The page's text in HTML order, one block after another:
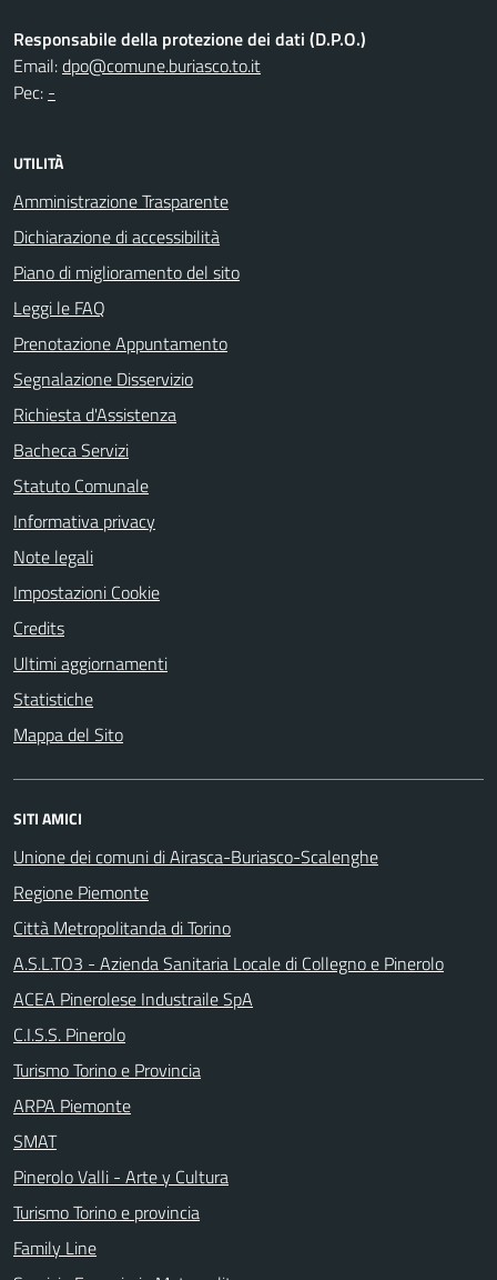
Responsabile della protezione dei dati (D.P.O.)
Email:dpo@comune.buriasco.to.it
Pec: -
UTILITÀ
Amministrazione Trasparente
Dichiarazione di accessibilità
Piano di miglioramento del sito
Leggi le FAQ
Prenotazione Appuntamento
Segnalazione Disservizio
Richiesta d'Assistenza
Bacheca Servizi
Statuto Comunale
Informativa privacy
Note legali
Impostazioni Cookie
Credits
Ultimi aggiornamenti
Statistiche
Mappa del Sito
SITI AMICI
Unione dei comuni di Airasca-Buriasco-Scalenghe
Regione Piemonte
Città Metropolitanda di Torino
A.S.L.TO3 - Azienda Sanitaria Locale di Collegno e Pinerolo
ACEA Pinerolese Industraile SpA
C.I.S.S. Pinerolo
Turismo Torino e Provincia
ARPA Piemonte
SMAT
Pinerolo Valli - Arte y Cultura
Turismo Torino e provincia
Family Line